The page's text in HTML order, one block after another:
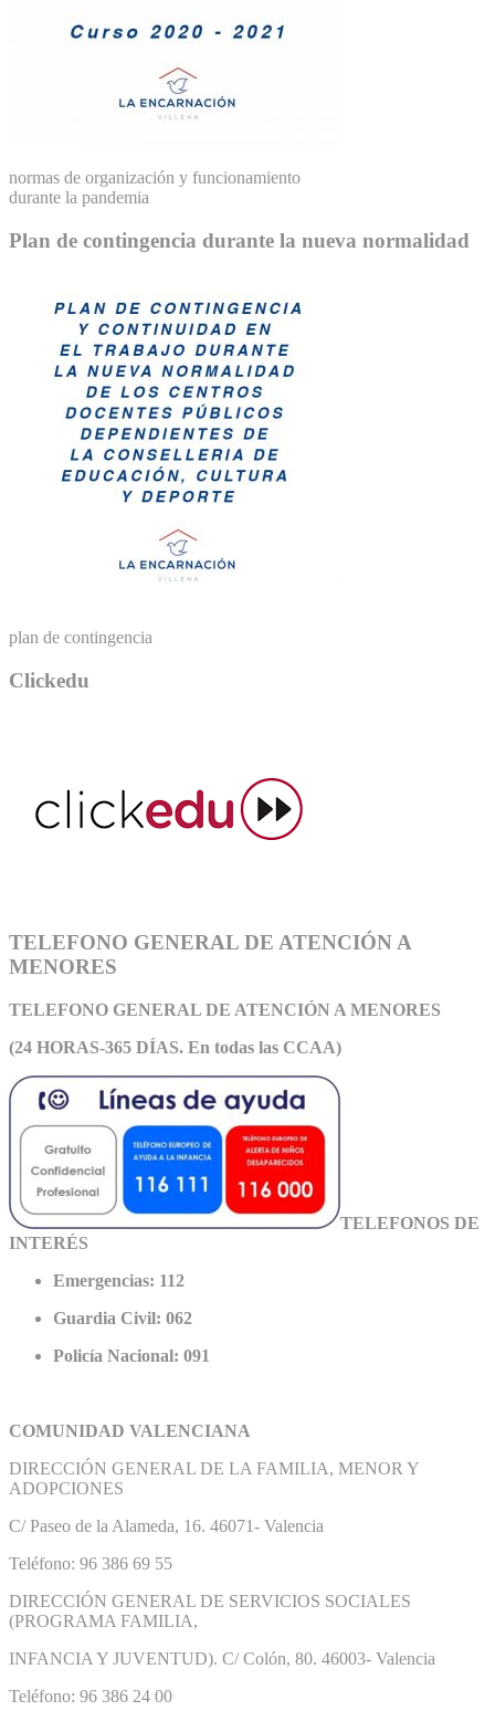
normas de organización y funcionamiento
durante la pandemia
Plan de contingencia durante la nueva normalidad
plan de contingencia
Clickedu
TELEFONO GENERAL DE ATENCIÓN A
MENORES
TELEFONO GENERAL DE ATENCIÓN A MENORES
(24 HORAS-365 DÍAS. En todas las CCAA)
TELEFONOS DE
INTERÉS
Emergencias: 112
Guardia Civil: 062
Policía Nacional: 091
COMUNIDAD VALENCIANA
DIRECCIÓN GENERAL DE LA FAMILIA, MENOR Y
ADOPCIONES
C/ Paseo de la Alameda, 16. 46071- Valencia
Teléfono: 96 386 69 55
DIRECCIÓN GENERAL DE SERVICIOS SOCIALES
(PROGRAMA FAMILIA,
INFANCIA Y JUVENTUD). C/ Colón, 80. 46003- Valencia
Teléfono: 96 386 24 00